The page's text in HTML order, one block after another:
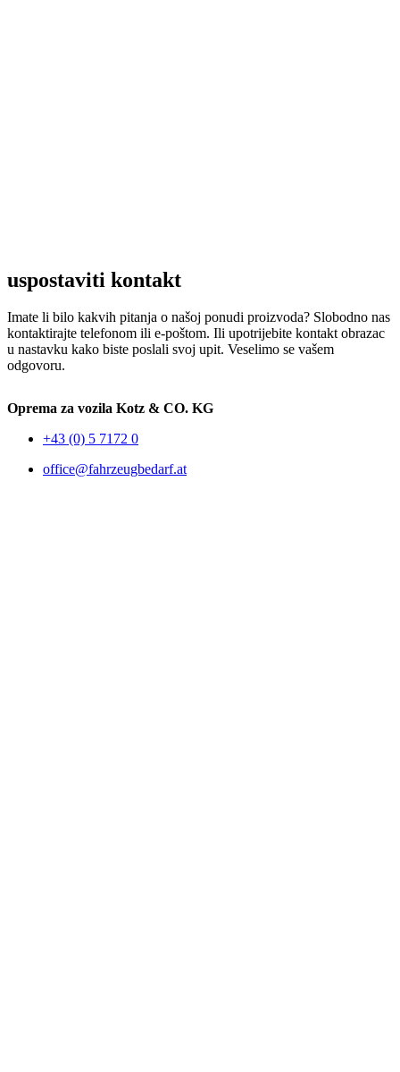
uspostaviti kontakt
Imate li bilo kakvih pitanja o našoj ponudi proizvoda? Slobodno nas
kontaktirajte telefonom ili e-poštom. Ili upotrijebite kontakt obrazac
u nastavku kako biste poslali svoj upit. Veselimo se vašem
odgovoru.
Oprema za vozila Kotz & CO. KG
+43 (0) 5 7172 0
office@fahrzeugbedarf.at